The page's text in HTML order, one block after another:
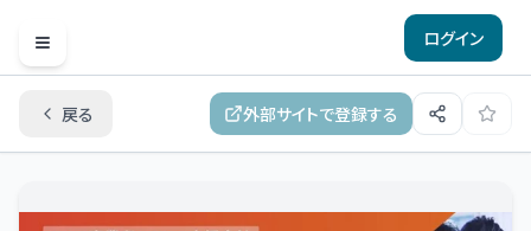
Open menu
ログイン
戻る 外部サイトで登録する